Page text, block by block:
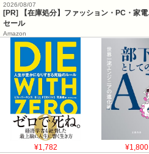
2026/08/07
[PR] 【在庫処分】ファッション・PC・家
セール
Amazon
¥1,782 ¥1,800